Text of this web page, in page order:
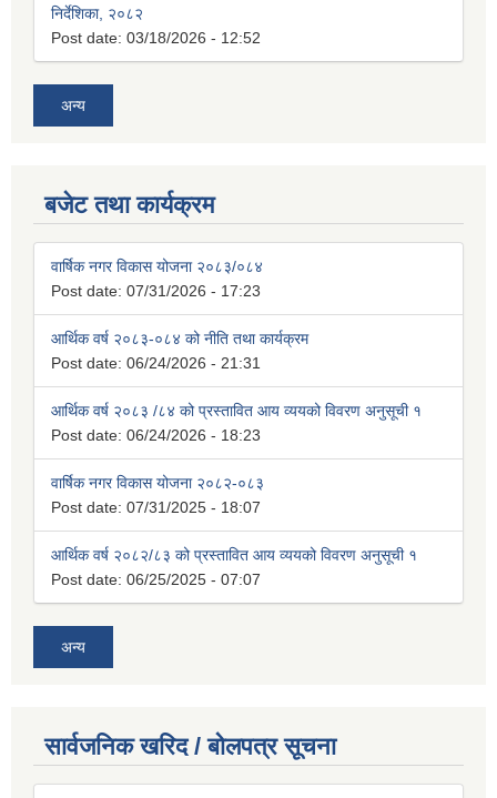
निर्देशिका, २०८२
Post date: 03/18/2026 - 12:52
अन्य
बजेट तथा कार्यक्रम
वार्षिक नगर विकास योजना २०८३/०८४
Post date: 07/31/2026 - 17:23
आर्थिक वर्ष २०८३-०८४ को नीति तथा कार्यक्रम
Post date: 06/24/2026 - 21:31
आर्थिक वर्ष २०८३ /८४ को प्रस्तावित आय व्ययको विवरण अनुसूची १
Post date: 06/24/2026 - 18:23
वार्षिक नगर विकास योजना २०८२-०८३
Post date: 07/31/2025 - 18:07
आर्थिक वर्ष २०८२/८३ को प्रस्तावित आय व्ययको विवरण अनुसूची १
Post date: 06/25/2025 - 07:07
अन्य
सार्वजनिक खरिद / बोलपत्र सूचना